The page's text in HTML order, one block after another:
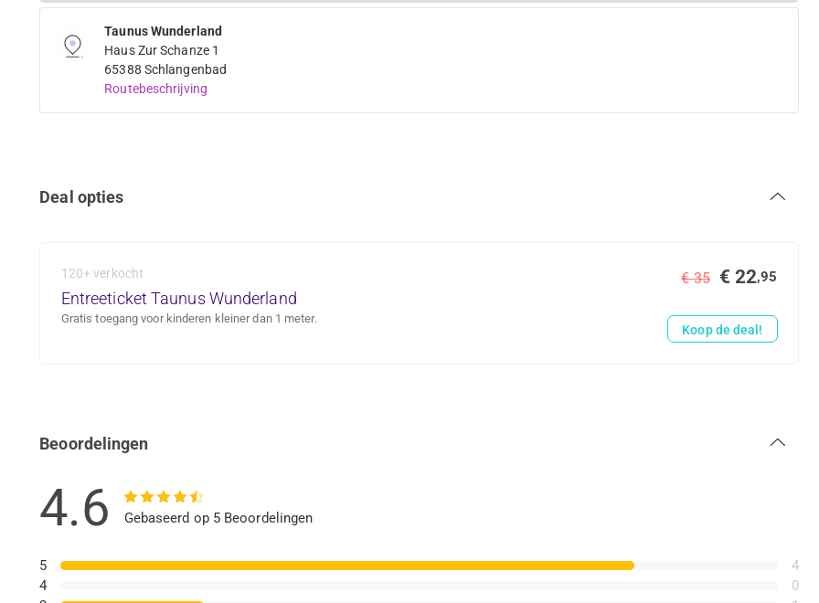
Taunus Wunderland
Haus Zur Schanze 1
65388 Schlangenbad
Routebeschrijving
Deal opties
120+ verkocht
Entreeticket Taunus Wunderland
Gratis toegang voor kinderen kleiner dan 1 meter.
€ 35 € 22,95
Koop de deal!
Beoordelingen
4.6 Gebaseerd op 5 Beoordelingen
5
4
4
0